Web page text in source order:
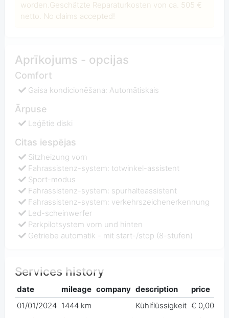
worden.Geschätzte Reparaturkosten von ca. 505 €
netto. No claims accepted!
Aprīkojums - opcijas
Comfort
Gaisa kondicionēšana: Automātiskais
Ārpuse
Leģētie diski
Citas iespējas
Sitzheizung vorn
Fahrassistenz-system: totwinkel-assistent
Sport-modus
Fahrassistenz-system: spurhalteassistent
Fahrassistenz-system: verkehrszeichenerkennung
Led-scheinwerfer
Parkpilotsystem vorn und hinten
Getriebe automatik - mit start-/stop (8-stufen)
Services history
date mileage company description
price
01/01/2024 1444 km Kühlflüssigkeit € 0,00